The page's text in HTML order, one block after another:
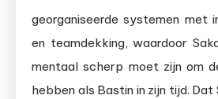
georganiseerde systemen met
en teamdekking, waardoor
mentaal scherp moet zijn om
hebben als Bastin in zijn tijd.